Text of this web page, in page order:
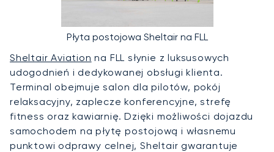
Płyta postojowa Sheltair na FLL
Sheltair Aviation na FLL słynie z luksusowych
udogodnień i dedykowanej obsługi klienta.
Terminal obejmuje salon dla pilotów, pokój
relaksacyjny, zaplecze konferencyjne, strefę
fitness oraz kawiarnię. Dzięki możliwości dojazdu
samochodem na płytę postojową i własnemu
punktowi odprawy celnej, Sheltair gwarantuje